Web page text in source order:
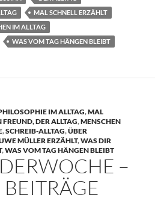
MAL SCHNELL ERZÄHLT
IM ALLTAG
WAS VOM TAG HÄNGEN BLEIBT
IM ALLTAG,MAL
FREUND, DER ALLTAG,MENSCHEN
,SCHREIB-ALLTAG,ÜBER
MÜLLER ERZÄHLT,WAS DIR
,WAS VOM TAG HÄNGEN BLEIBT
–